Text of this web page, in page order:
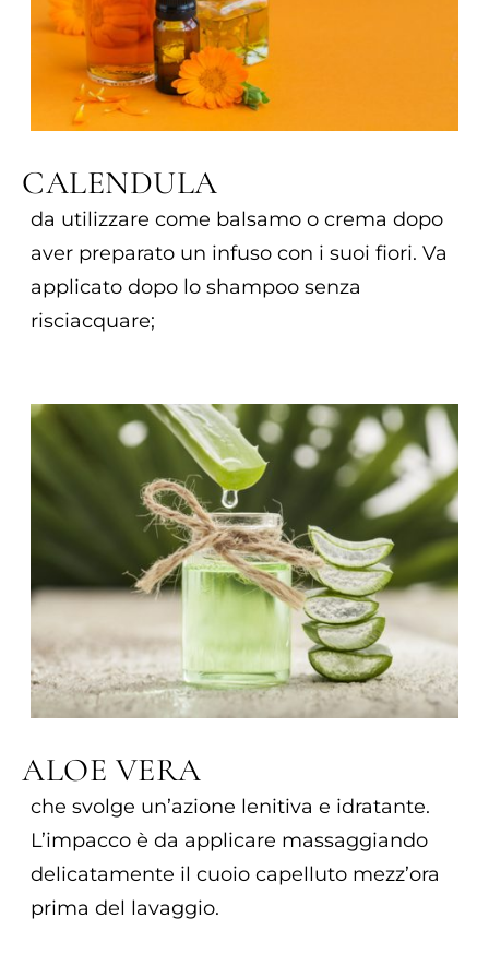
CALENDULA
da utilizzare come balsamo o crema dopo
aver preparato un infuso con i suoi fiori. Va
applicato dopo lo shampoo senza
risciacquare;
ALOE VERA
che svolge un’azione lenitiva e idratante.
L’impacco è da applicare massaggiando
delicatamente il cuoio capelluto mezz’ora
prima del lavaggio.